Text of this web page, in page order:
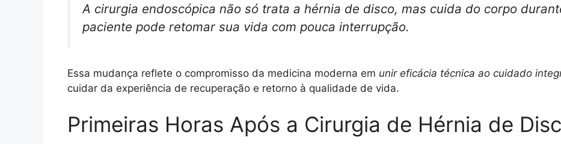
A cirurgia endoscópica não só trata a hérnia de disco, mas cuida do corpo
paciente pode retomar sua vida com pouca interrupção.
Essa mudança reflete o compromisso da medicina moderna em unir eficácia técnica ao cuidado
cuidar da experiência de recuperação e retorno à qualidade de vida.
Primeiras Horas Após a Cirurgia de Hérnia de